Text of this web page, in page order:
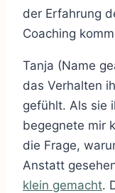
der Erfahrung
Coaching
Tanja (Name
das Verhalten
gefühlt. Als sie
begegnete mir
die Frage,
Anstatt
klein gemacht.